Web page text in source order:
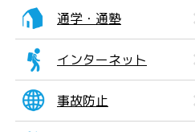
通学・通塾
インターネット
事故防止